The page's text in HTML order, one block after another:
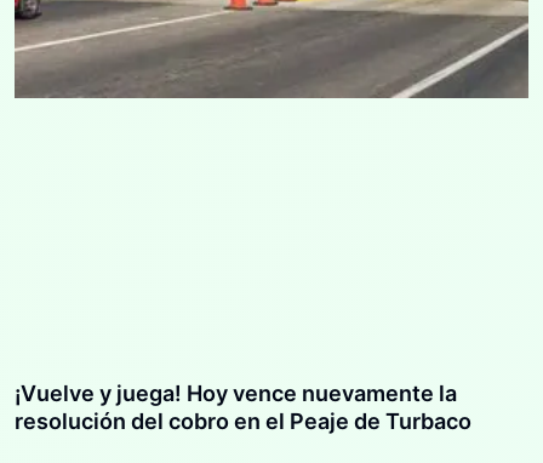
¡Vuelve y juega! Hoy vence nuevamente la
resolución del cobro en el Peaje de Turbaco